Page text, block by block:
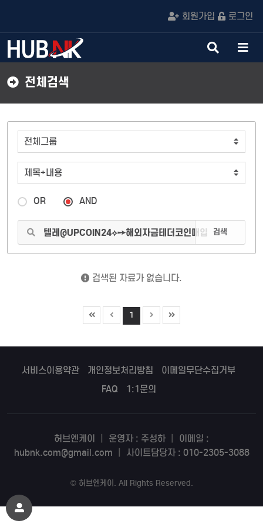
회원가입 로그인
검
색
메
뉴
전체검색
OR AND
검색
검색된 자료가 없습니다.
1
서비스이용약관 개인정보처리방침
이메일무단수집거부
FAQ
1:1문의
허브엔케이 운영자 : 주성하
이메일 :
hubnk.com@gmail.com
사이트담당자 : 010-2305-3088
© 허브엔케이 . All Rights Reserved.